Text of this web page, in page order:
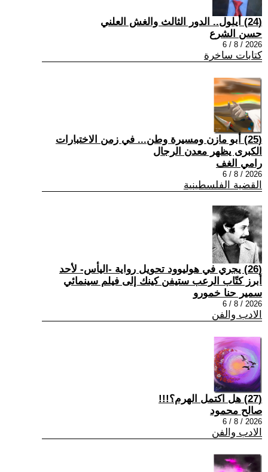
(24) أيلول.. الدور الثالث والغش العلني
حسن الشرع
2026 / 8 / 6
كتابات ساخرة
(25) أبو مازن ومسيرة وطن... في زمن الاختبارات
الكبرى يظهر معدن الرجال
رامي الغف
2026 / 8 / 6
القضية الفلسطينية
(26) يجري في هوليوود تحويل رواية -اليأس- لأحد
أبرز كتّاب الرعب ستيفن كينك إلى فيلم سينمائي
سمير حنا خمورو
2026 / 8 / 6
الادب والفن
(27) هل اكتمل الهرم؟!!!
صالح محمود
2026 / 8 / 6
الادب والفن